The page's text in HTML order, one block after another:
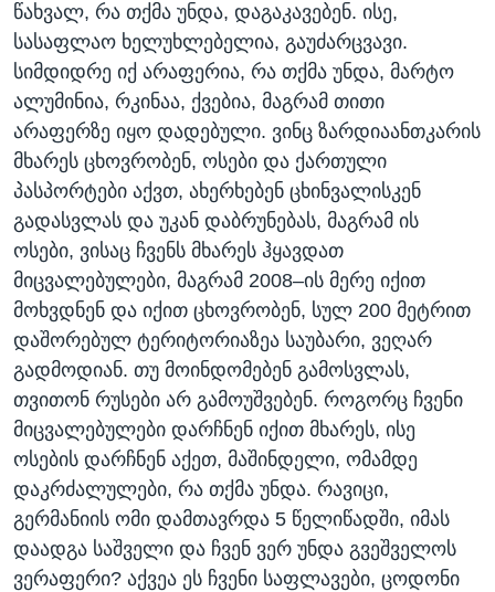
წახვალ, რა თქმა უნდა, დაგაკავებენ. ისე,
სასაფლაო ხელუხლებელია, გაუძარცვავი.
სიმდიდრე იქ არაფერია, რა თქმა უნდა, მარტო
ალუმინია, რკინაა, ქვებია, მაგრამ თითი
არაფერზე იყო დადებული. ვინც ზარდიაანთკარის
მხარეს ცხოვრობენ, ოსები და ქართული
პასპორტები აქვთ, ახერხებენ ცხინვალისკენ
გადასვლას და უკან დაბრუნებას, მაგრამ ის
ოსები, ვისაც ჩვენს მხარეს ჰყავდათ
მიცვალებულები, მაგრამ 2008–ის მერე იქით
მოხვდნენ და იქით ცხოვრობენ, სულ 200 მეტრით
დაშორებულ ტერიტორიაზეა საუბარი, ვეღარ
გადმოდიან. თუ მოინდომებენ გამოსვლას,
თვითონ რუსები არ გამოუშვებენ. როგორც ჩვენი
მიცვალებულები დარჩნენ იქით მხარეს, ისე
ოსების დარჩნენ აქეთ, მაშინდელი, ომამდე
დაკრძალულები, რა თქმა უნდა. რავიცი,
გერმანიის ომი დამთავრდა 5 წელიწადში, იმას
დაადგა საშველი და ჩვენ ვერ უნდა გვეშველოს
ვერაფერი? აქვეა ეს ჩვენი საფლავები, ცოდონი